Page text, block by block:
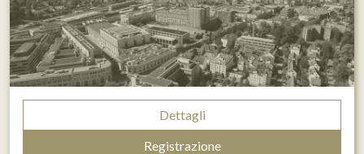
Dettagli
Registrazione